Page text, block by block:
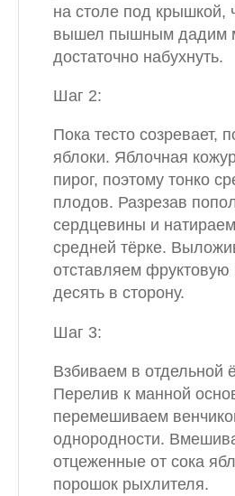
на столе под крышкой,
вышел пышным дадим
достаточно набухнуть.
Шаг 2:
Пока тесто созревает,
яблоки. Яблочная
пирог, поэтому тонко
плодов. Разрезав
сердцевины и
средней тёрке.
отставляем фруктовую
десять в сторону.
Шаг 3:
Взбиваем в отдельной
Перелив к манной
перемешиваем
однородности.
отцеженные от сока
порошок рыхлителя.